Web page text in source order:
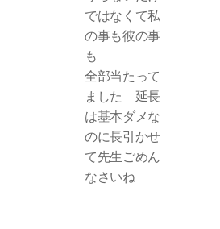
ではなくて私
の事も彼の事
も
全部当たって
ました 延長
は基本ダメな
のに長引かせ
て先生ごめん
なさいね